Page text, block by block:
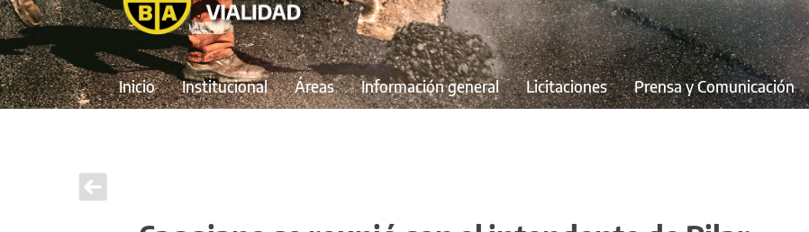
Inicio Institucional Áreas Información general Licitaciones Prensa y Comunicación